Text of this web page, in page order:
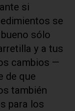
si
se
sólo
y a tus
cambios —
de que
también
para los